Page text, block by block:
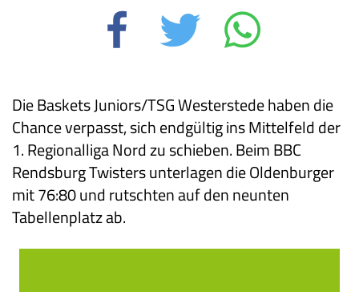
Die Baskets Juniors/TSG Westerstede haben die
Chance verpasst, sich endgültig ins Mittelfeld der
1. Regionalliga Nord zu schieben. Beim BBC
Rendsburg Twisters unterlagen die Oldenburger
mit 76:80 und rutschten auf den neunten
Tabellenplatz ab.